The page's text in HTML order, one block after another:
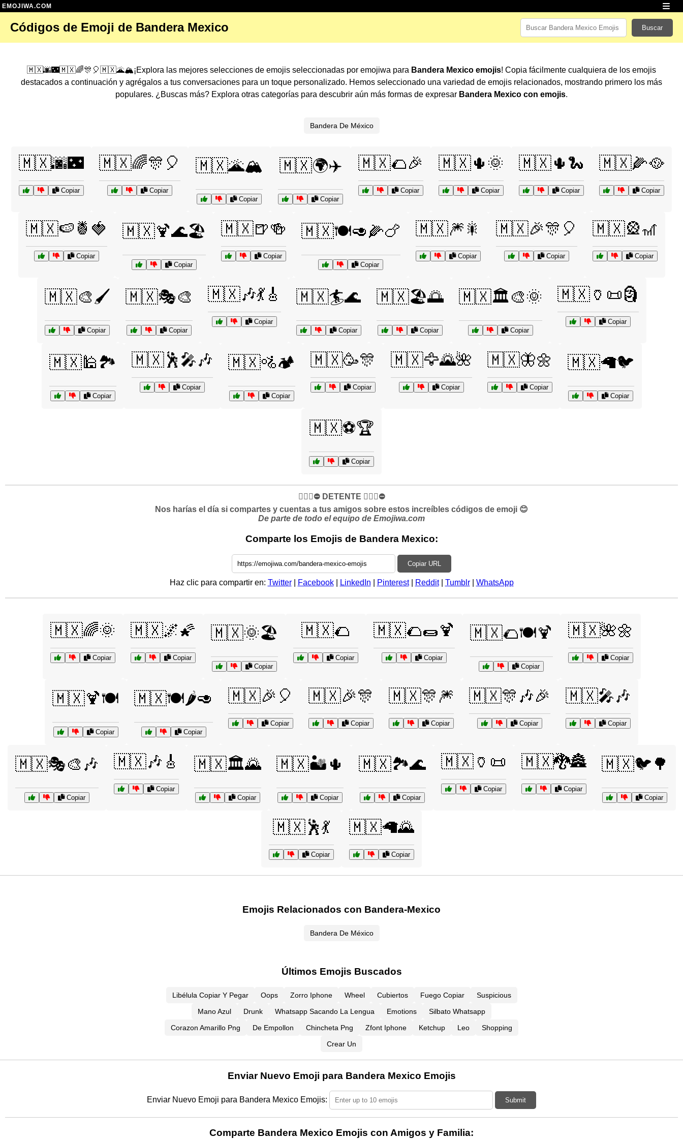
EMOJIWA.COM
Códigos de Emoji de Bandera Mexico Buscar
🇲🇽🌆🌃🇲🇽🌈🎊🎈🇲🇽🌋🏔️¡Explora las mejores selecciones de emojis seleccionadas por emojiwa para Bandera Mexico emojis! Copia fácilmente cualquiera de los emojis
destacados a continuación y agrégalos a tus conversaciones para un toque personalizado. Hemos seleccionado una variedad de emojis relacionados, mostrando primero los más
populares. ¿Buscas más? Explora otras categorías para descubrir aún más formas de expresar Bandera Mexico con emojis.
Bandera De México
🇲🇽🌆🌃
Copiar
🇲🇽🌈🎊🎈
Copiar
🇲🇽🌋🏔️
Copiar
🇲🇽🌍✈️
Copiar
🇲🇽🌮🎉
Copiar
🇲🇽🌵🌞
Copiar
🇲🇽🌵🐍
Copiar
🇲🇽🌽🥘
Copiar
🇲🇽🍉🍍🍓
Copiar
🇲🇽🍹🌊🏖️
Copiar
🇲🇽🍺🍻
Copiar
🇲🇽🍽️🥑🌽🍗
Copiar
🇲🇽🎆🎇
Copiar
🇲🇽🎉🎊🎈
Copiar
🇲🇽🎡🎢
Copiar
🇲🇽🎨🖌️
Copiar
🇲🇽🎭🎨
Copiar
🇲🇽🎶💃🎸
Copiar
🇲🇽🏄🌊
Copiar
🇲🇽🏖️🌅
Copiar
🇲🇽🏛️🎨🌞
Copiar
🇲🇽🏺📜🗿
Copiar
🇲🇽🕌🏞️
Copiar
🇲🇽🕺🎤🎶
Copiar
🇲🇽🚵🏕️
Copiar
🇲🇽🥳🎊
Copiar
🇲🇽🦅🌄🌺
Copiar
🇲🇽🦋🌼
Copiar
🇲🇽🦙🐦
Copiar
🇲🇽⚽🏆
Copiar
✋🏻🛑⛔️ DETENTE ✋🏻🛑⛔️
Nos harías el día si compartes y cuentas a tus amigos sobre estos increíbles códigos de emoji 😊
De parte de todo el equipo de Emojiwa.com
Comparte los Emojis de Bandera Mexico:
Copiar URL
Haz clic para compartir en: Twitter| Facebook| LinkedIn Pinterest| Reddit| Tumblr| WhatsApp
🇲🇽🌈🌞
Copiar
🇲🇽🌌🌠
Copiar
🇲🇽🌞🏖️
Copiar
🇲🇽🌮
Copiar
🇲🇽🌮🌯🍹
Copiar
🇲🇽🌮🍽️🍹
Copiar
🇲🇽🌺🌼
Copiar
🇲🇽🍹🍽️
Copiar
🇲🇽🍽️🌶️🥑
Copiar
🇲🇽🎉🎈
Copiar
🇲🇽🎉🎊
Copiar
🇲🇽🎊🎆
Copiar
🇲🇽🎊🎶🎉
Copiar
🇲🇽🎤🎶
Copiar
🇲🇽🎭🎨🎶
Copiar
🇲🇽🎶🎸
Copiar
🇲🇽🏛️🌄
Copiar
🇲🇽🏜️🌵
Copiar
🇲🇽🏞️🌊
Copiar
🇲🇽🏺📜
Copiar
🇲🇽🐉🏯
Copiar
🇲🇽🐦🌳
Copiar
🇲🇽🕺💃
Copiar
🇲🇽🦙🌄
Copiar
Emojis Relacionados con Bandera-Mexico
Bandera De México
Últimos Emojis Buscados
Libélula Copiar Y Pegar Oops Zorro Iphone Wheel Cubiertos Fuego Copiar
Suspicious
Mano Azul
Drunk Whatsapp Sacando La Lengua Emotions
Silbato Whatsapp
Corazon Amarillo Png
De Empollon Chincheta Png Zfont Iphone Ketchup Leo
Shopping
Crear Un
Enviar Nuevo Emoji para Bandera Mexico Emojis
Enviar Nuevo Emoji para Bandera Mexico Emojis: Submit
Comparte Bandera Mexico Emojis con Amigos y Familia: